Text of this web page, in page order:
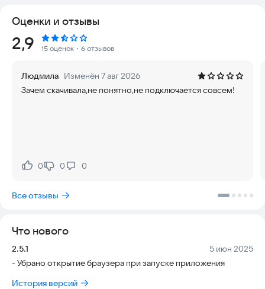
Оценки и отзывы
Рейтинг:
2,9 15 оценок ・6 отзывов
Людмила Изменён 7 авг 2026
Зачем скачивала,не понятно,не подключается совсем!
Нравится:
0Не нравится:
0 0
Все отзывы
Что нового
Версия:
2.5.1 Дата:
5 июн 2025
- Убрано открытие браузера при запуске приложения
История версий